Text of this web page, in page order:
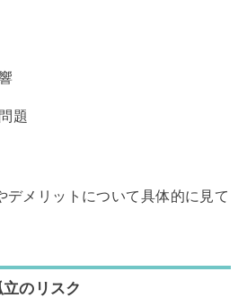
題
デメリットについて具体的に見て
のリスク